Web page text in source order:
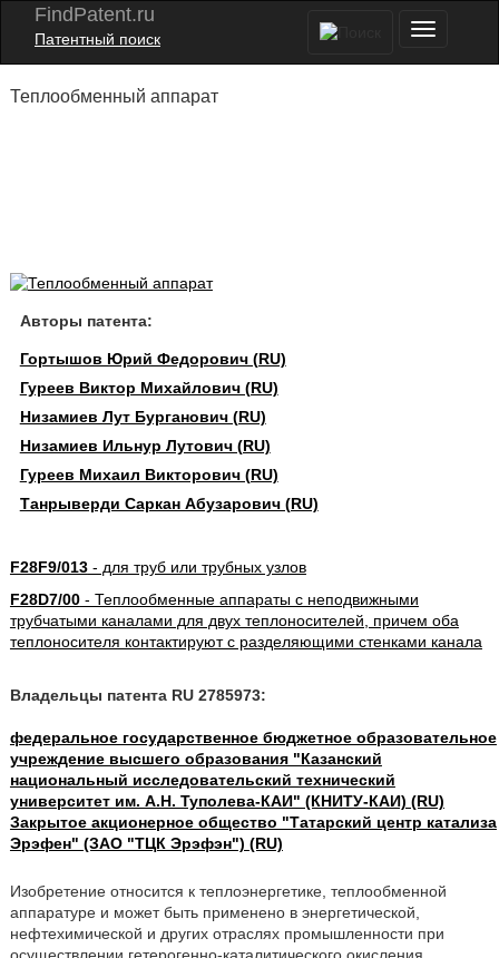
FindPatent.ru
Патентный поиск
Теплообменный аппарат
Авторы патента:
Гортышов Юрий Федорович (RU)
Гуреев Виктор Михайлович (RU)
Низамиев Лут Бурганович (RU)
Низамиев Ильнур Лутович (RU)
Гуреев Михаил Викторович (RU)
Танрыверди Саркан Абузарович (RU)
F28F9/013- для труб или трубных узлов
F28D7/00- Теплообменные аппараты с неподвижными
трубчатыми каналами для двух теплоносителей, причем оба
теплоносителя контактируют с разделяющими стенками канала
Владельцы патента RU 2785973:
федеральное государственное бюджетное образовательное
учреждение высшего образования "Казанский
национальный исследовательский технический
университет им. А.Н. Туполева-КАИ" (КНИТУ-КАИ) (RU)
Закрытое акционерное общество "Татарский центр катализа
Эрэфен" (ЗАО "ТЦК Эрэфэн") (RU)
Изобретение относится к теплоэнергетике, теплообменной
аппаратуре и может быть применено в энергетической,
нефтехимической и других отраслях промышленности при